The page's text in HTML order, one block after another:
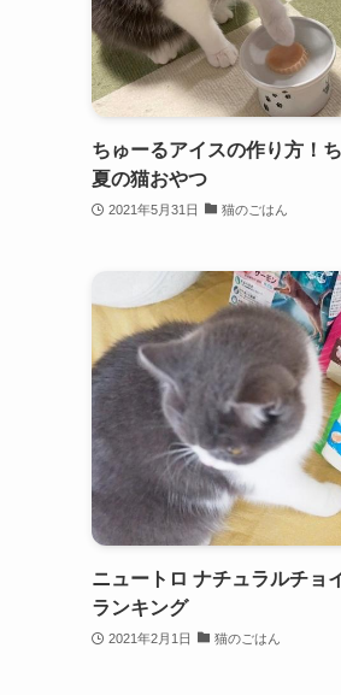
ちゅーるアイスの作り方！
夏の猫おやつ
2021年5月31日 猫のごはん
ニュートロ ナチュラルチョ
ランキング
2021年2月1日 猫のごはん